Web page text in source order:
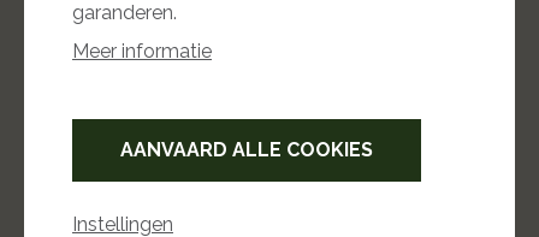
Performer serie
garanderen.
Meer informatie
AANVAARD ALLE COOKIES
Instellingen